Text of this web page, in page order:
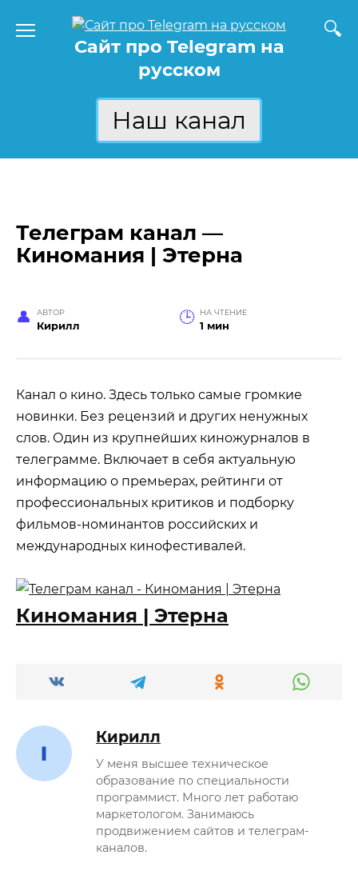
содержаниюСайт про Telegram на
русском
Наш канал
Телеграм канал —
Киномания | Этерна
АВТОР
Кирилл
НА ЧТЕНИЕ
1 мин
Канал о кино. Здесь только самые громкие
новинки. Без рецензий и других ненужных
слов. Один из крупнейших киножурналов в
телеграмме. Включает в себя актуальную
информацию о премьерах, рейтинги от
профессиональных критиков и подборку
фильмов-номинантов российских и
международных кинофестивалей.
Киномания | Этерна
Кирилл
У меня высшее техническое
образование по специальности
программист. Много лет работаю
маркетологом. Занимаюсь
продвижением сайтов и телеграм-
каналов.